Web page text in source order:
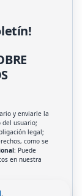
y enviarle la
del usuario;
legal;
como se
: Puede
en nuestra